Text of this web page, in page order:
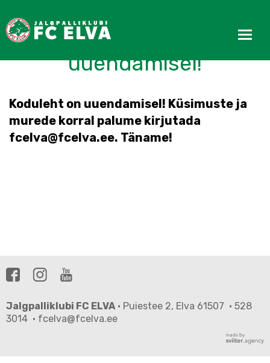
Koduleht on
uuendamisel!
Koduleht on uuendamisel! Küsimuste ja
murede korral palume kirjutada
fcelva@fcelva.ee. Täname!
Jalgpalliklubi FC ELVA· Puiestee 2, Elva 61507 · 528
3014 · fcelva@fcelva.ee